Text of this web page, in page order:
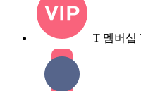
T 멤버십